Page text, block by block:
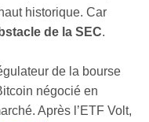
historique. Car
de la SEC.
de la bourse
négocié en
Après l’ETF Volt,